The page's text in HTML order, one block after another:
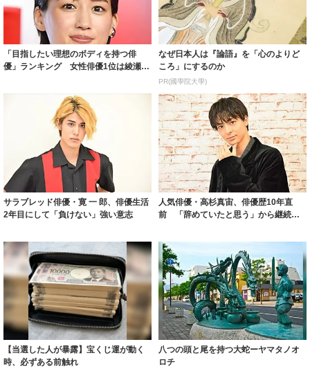
「目指したい理想のボディを持つ俳
優」ランキング 女性俳優1位は綾瀬は
なぜ日本人は『論語』を「心のよりど
ころ」にするのか
PR(國學院大學)
サラブレッド俳優・寛 一 郎、俳優生活
2年目にして「負けない」強い意志
人気俳優・高杉真宙、俳優歴10年直
前 「辞めていたと思う」から継続へ
【当選した人が暴露】宝くじ運が動く
時、必ずある前触れ
八つの頭と尾を持つ大蛇ーヤマタノオ
ロチ